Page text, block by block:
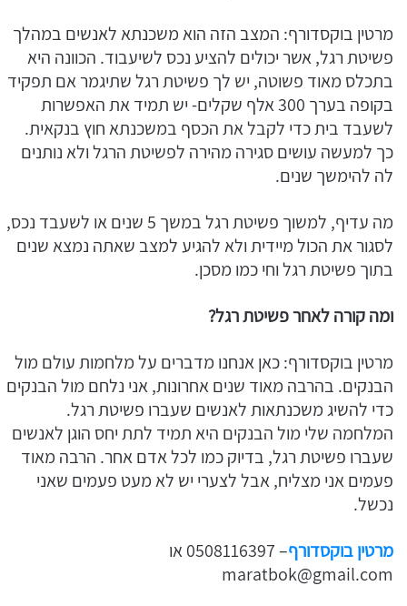
מרטין בוקסדורף: המצב הזה הוא משכנתא לאנשים במהלך
פשיטת רגל, אשר יכולים להציע נכס לשיעבוד. הכוונה היא
בתכלס מאוד פשוטה, יש לך פשיטת רגל שתיגמר אם תפקיד
בקופה בערך 300 אלף שקלים- יש תמיד את האפשרות
לשעבד בית כדי לקבל את הכסף במשכנתא חוץ בנקאית.
כך למעשה עושים סגירה מהירה לפשיטת הרגל ולא נותנים
לה להימשך שנים.
מה עדיף, למשוך פשיטת רגל במשך 5 שנים או לשעבד נכס,
לסגור את הכול מיידית ולא להגיע למצב שאתה נמצא שנים
בתוך פשיטת רגל וחי כמו מסכן.
ומה קורה לאחר פשיטת רגל?
מרטין בוקסדורף: כאן אנחנו מדברים על מלחמות עולם מול
הבנקים. בהרבה מאוד שנים אחרונות, אני נלחם מול הבנקים
כדי להשיג משכנתאות לאנשים שעברו פשיטת רגל.
המלחמה שלי מול הבנקים היא תמיד לתת יחס הוגן לאנשים
שעברו פשיטת רגל, בדיוק כמו לכל אדם אחר. הרבה מאוד
פעמים אני מצליח, אבל לצערי יש לא מעט פעמים שאני
נכשל.
מרטין בוקסדורף– 0508116397 או
maratbok@gmail.com